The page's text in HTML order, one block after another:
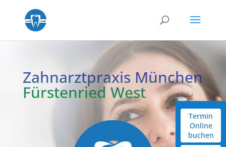
Termin
Online
buchen
Zahnarztpraxis München
Fürstenried West